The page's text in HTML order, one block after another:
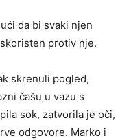
da bi svaki njen
protiv nje.
skrenuli pogled,
čašu u vazu s
sok, zatvorila je oči,
odgovore. Marko i